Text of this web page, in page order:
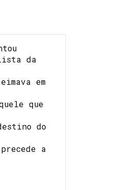
da
em
que
do
a